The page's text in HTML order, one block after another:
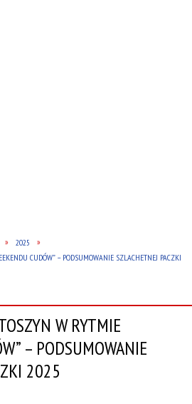
2025
CUDÓW” – PODSUMOWANIE SZLACHETNEJ PACZKI
W RYTMIE
– PODSUMOWANIE
2025